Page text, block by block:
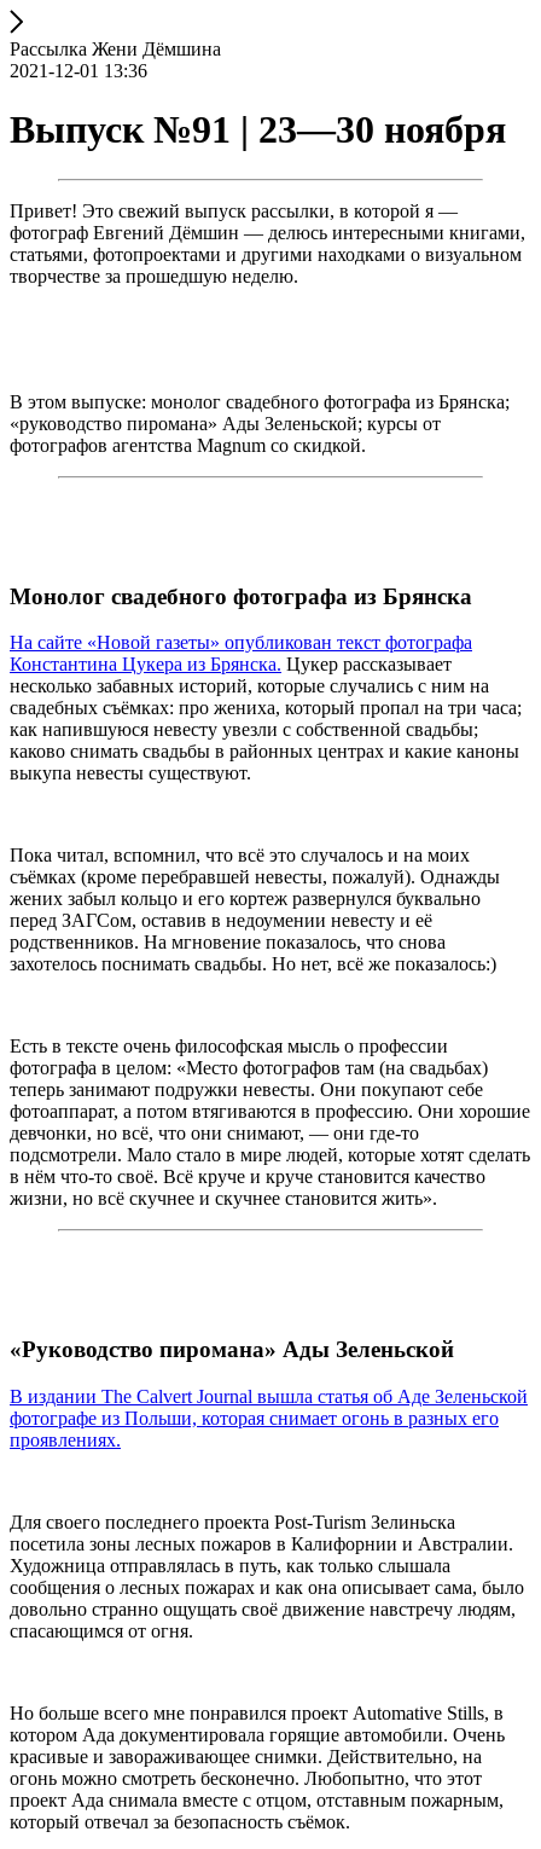
Рассылка Жени Дёмшина
2021-12-01 13:36
Выпуск №91 | 23—30 ноября
Привет! Это свежий выпуск рассылки, в которой я —
фотограф Евгений Дёмшин — делюсь интересными книгами,
статьями, фотопроектами и другими находками о визуальном
творчестве за прошедшую неделю.
В этом выпуске: монолог свадебного фотографа из Брянска;
«руководство пиромана» Ады Зеленьской; курсы от
фотографов агентства Magnum со скидкой.
Монолог свадебного фотографа из Брянска
На сайте «Новой газеты» опубликован текст фотографа
Константина Цукера из Брянска. Цукер рассказывает
несколько забавных историй, которые случались с ним на
свадебных съёмках: про жениха, который пропал на три часа;
как напившуюся невесту увезли с собственной свадьбы;
каково снимать свадьбы в районных центрах и какие каноны
выкупа невесты существуют.
Пока читал, вспомнил, что всё это случалось и на моих
съёмках (кроме перебравшей невесты, пожалуй). Однажды
жених забыл кольцо и его кортеж развернулся буквально
перед ЗАГСом, оставив в недоумении невесту и её
родственников. На мгновение показалось, что снова
захотелось поснимать свадьбы. Но нет, всё же показалось:)
Есть в тексте очень философская мысль о профессии
фотографа в целом: «Место фотографов там (на свадьбах)
теперь занимают подружки невесты. Они покупают себе
фотоаппарат, а потом втягиваются в профессию. Они хорошие
девчонки, но всё, что они снимают, — они где-то
подсмотрели. Мало стало в мире людей, которые хотят сделать
в нём что-то своё. Всё круче и круче становится качество
жизни, но всё скучнее и скучнее становится жить».
«Руководство пиромана» Ады Зеленьской
В издании The Calvert Journal вышла статья об Аде Зеленьской
фотографе из Польши, которая снимает огонь в разных его
проявлениях.
Для своего последнего проекта Post-Turism Зелиньска
посетила зоны лесных пожаров в Калифорнии и Австралии.
Художница отправлялась в путь, как только слышала
сообщения о лесных пожарах и как она описывает сама, было
довольно странно ощущать своё движение навстречу людям,
спасающимся от огня.
Но больше всего мне понравился проект Automative Stills, в
котором Ада документировала горящие автомобили. Очень
красивые и завораживающее снимки. Действительно, на
огонь можно смотреть бесконечно. Любопытно, что этот
проект Ада снимала вместе с отцом, отставным пожарным,
который отвечал за безопасность съёмок.